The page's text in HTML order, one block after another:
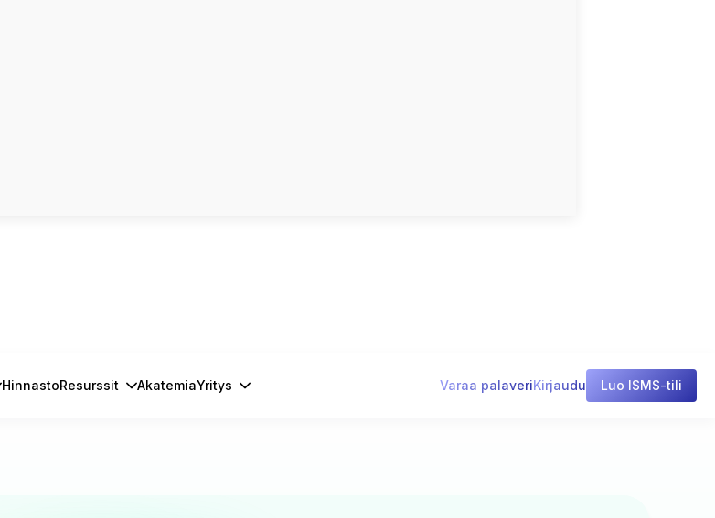
HinnastoResurssit AkatemiaYritys Varaa palaveriKirjaudu Luo ISMS-tili